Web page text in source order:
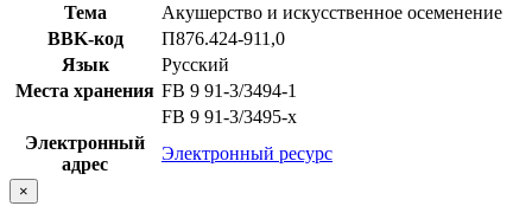
Тема
Акушерство и искусственное осеменение
BBK-код
П876.424-911,0
Язык
Русский
Места хранения FB 9 91-3/3494-1
FB 9 91-3/3495-x
Электронный
адрес
Электронный ресурс
×